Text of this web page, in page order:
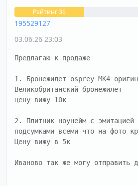
Рейтинг 36
195529127
03.06.26 23:03
Предлагаю к продаже
1. Бронежилет osprey MK4
Великобританский бронежилет
цену вижу 10к
2. Плитник ноунейм с эмитацией
подсумками всеми что на фото
Цену вижу в 5к
Иваново так же могу отправить